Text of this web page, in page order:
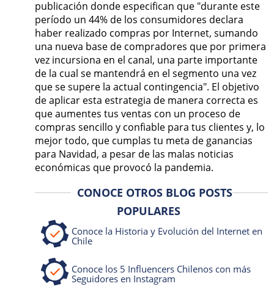
publicación donde especifican que "durante este
período un 44% de los consumidores declara
haber realizado compras por Internet, sumando
una nueva base de compradores que por primera
vez incursiona en el canal, una parte importante
de la cual se mantendrá en el segmento una vez
que se supere la actual contingencia". El objetivo
de aplicar esta estrategia de manera correcta es
que aumentes tus ventas con un proceso de
compras sencillo y confiable para tus clientes y, lo
mejor todo, que cumplas tu meta de ganancias
para Navidad, a pesar de las malas noticias
económicas que provocó la pandemia.
CONOCE OTROS BLOG POSTS
POPULARES
Conoce la Historia y Evolución del Internet en
Chile
Conoce los 5 Influencers Chilenos con más
Seguidores en Instagram